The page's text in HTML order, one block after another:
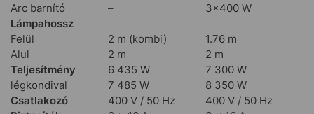
Arc barnító
–
3×400 W
Lámpahossz
Felül
2 m (kombi)
1.76 m
Alul
2 m
2 m
Teljesítmény
6 435 W
7 300 W
légkondival
7 485 W
8 350 W
Csatlakozó
400 V / 50 Hz
400 V / 50 Hz